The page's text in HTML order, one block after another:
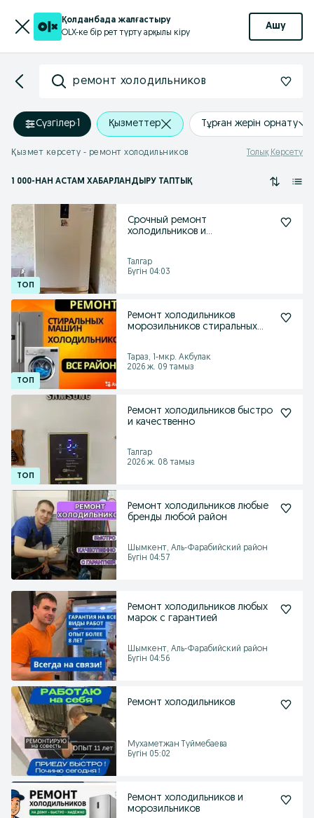
Қолданбада жалғастыру
OLX-ке бір рет түрту арқылы кіру
Ашу
ремонт холодильников
Сүзгілер·1 Қызметтер Тұрған жерін орнату
Қызмет көрсету - ремонт холодильников Толық Көрсету
1 000-НАН АСТАМ ХАБАРЛАНДЫРУ ТАПТЫҚ
Срочный ремонт
холодильников и
Талгар
Бүгін 04:03
Ремонт холодильников
морозильников стиральных
Тараз, 1-мкр. Акбулак
2026 ж. 09 тамыз
Ремонт холодильников быстро
и качественно
Талгар
2026 ж. 08 тамыз
Ремонт холодильников любые
бренды любой район
Шымкент, Аль-Фарабийский район
Бүгін 04:57
Ремонт холодильников любых
марок с гарантией
Шымкент, Аль-Фарабийский район
Бүгін 04:56
Ремонт холодильников
Мухаметжан Туймебаева
Бүгін 05:02
Ремонт холодильников и
морозильников